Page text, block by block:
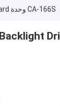
CA-166S وحدة IGBT Universal LED Backlight Driver Board جهاز كمبيوتر محمول عالية الجهد وحدة إخراج ثابتة